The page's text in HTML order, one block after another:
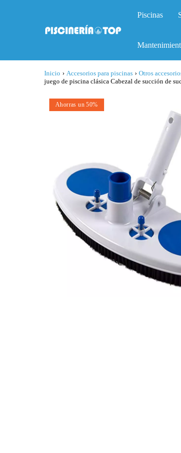
Piscinas
Inicio › Accesorios para piscinas › Otros
juego de piscina clásica Cabezal de succión de
Ahorras un 50%